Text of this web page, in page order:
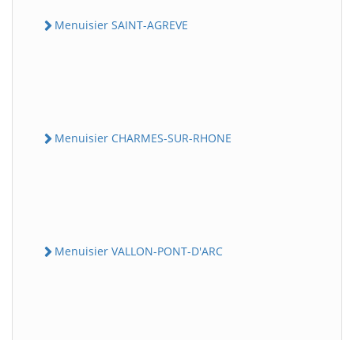
Menuisier SAINT-AGREVE
Menuisier CHARMES-SUR-RHONE
Menuisier VALLON-PONT-D'ARC